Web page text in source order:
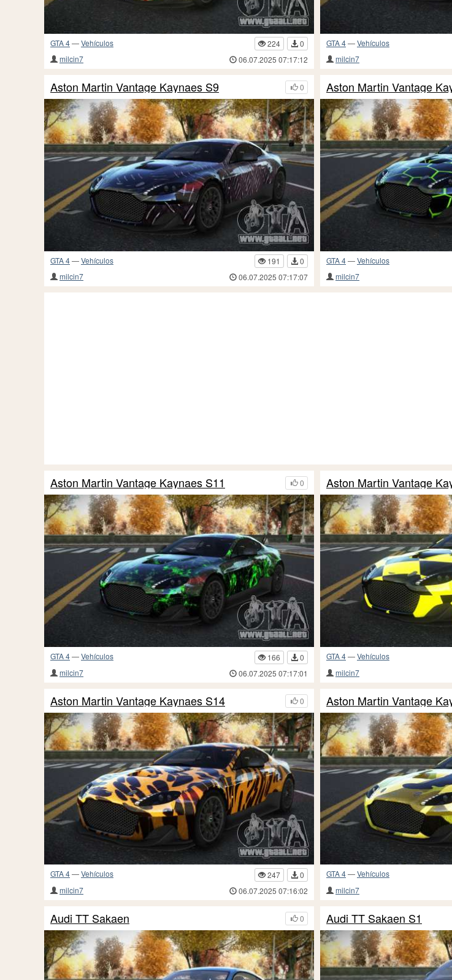
GTA 4—Vehículos 224
0
milcin7
06.07.2025 07:17:12
GTA 4—Vehículos
milcin7
0
Aston Martin Vantage Kaynaes S9
GTA 4—Vehículos 191
0
milcin7
06.07.2025 07:17:07
Aston Martin Vantage
GTA 4—Vehículos
milcin7
0
Aston Martin Vantage Kaynaes S11
GTA 4—Vehículos 166
0
milcin7
06.07.2025 07:17:01
Aston Martin Vantage
GTA 4—Vehículos
milcin7
0
Aston Martin Vantage Kaynaes S14
GTA 4—Vehículos 247
0
milcin7
06.07.2025 07:16:02
Aston Martin Vantage
GTA 4—Vehículos
milcin7
0
Audi TT Sakaen Audi TT Sakaen S1